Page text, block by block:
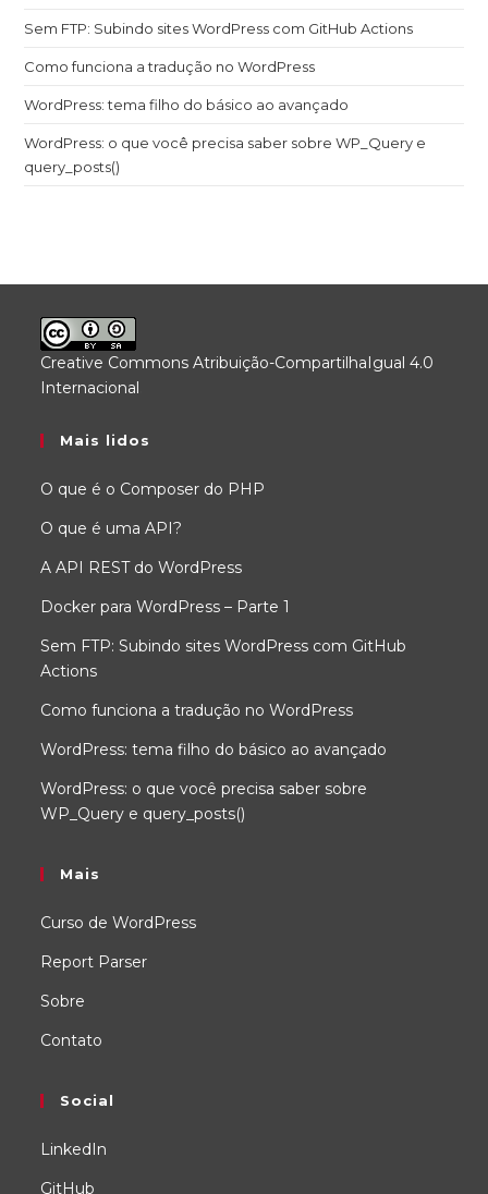
Sem FTP: Subindo sites WordPress com GitHub Actions
Como funciona a tradução no WordPress
WordPress: tema filho do básico ao avançado
WordPress: o que você precisa saber sobre WP_Query e
query_posts()
Creative Commons Atribuição-CompartilhaIgual 4.0
Internacional
Mais lidos
O que é o Composer do PHP
O que é uma API?
A API REST do WordPress
Docker para WordPress – Parte 1
Sem FTP: Subindo sites WordPress com GitHub
Actions
Como funciona a tradução no WordPress
WordPress: tema filho do básico ao avançado
WordPress: o que você precisa saber sobre
WP_Query e query_posts()
Mais
Curso de WordPress
Report Parser
Sobre
Contato
Social
LinkedIn
GitHub